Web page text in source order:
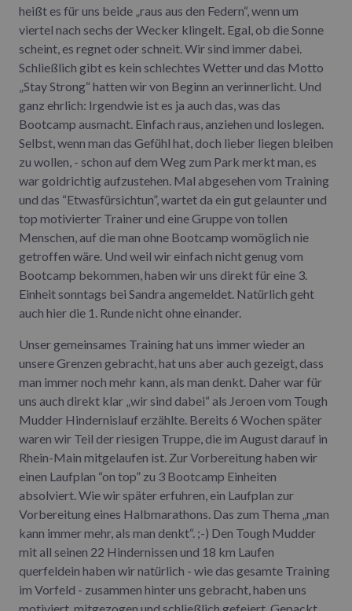
heißt es für uns beide „raus aus den Federn“, wenn um
viertel nach sechs der Wecker klingelt. Egal, ob die Sonne
scheint, es regnet oder schneit. Wir sind immer dabei.
Schließlich gibt es kein schlechtes Wetter und das Motto
„Stay Strong“ hatten wir von Beginn an verinnerlicht. Und
ganz ehrlich: Irgendwie ist es ja auch das, was das
Bootcamp ausmacht. Einfach raus, anziehen und loslegen.
Selbst, wenn man das Gefühl hat, doch lieber liegen bleiben
zu wollen, - schon auf dem Weg zum Park merkt man, es
war goldrichtig aufzustehen. Mal abgesehen vom Training
und das “Etwasfürsichtun”, wartet da ein gut gelaunter und
top motivierter Trainer und eine Gruppe von tollen
Menschen, auf die man ohne Bootcamp womöglich nie
getroffen wäre. Und weil wir einfach nicht genug vom
Bootcamp bekommen, haben wir uns direkt für eine 3.
Einheit sonntags bei Sandra angemeldet. Natürlich geht
auch hier die 1. Runde nicht ohne einander.
Unser gemeinsames Training hat uns immer wieder an
unsere Grenzen gebracht, hat uns aber auch gezeigt, dass
man immer noch mehr kann, als man denkt. Daher war für
uns auch direkt klar „wir sind dabei“ als Jeroen vom Tough
Mudder Hindernislauf erzählte. Bereits 6 Wochen später
waren wir Teil der riesigen Truppe, die im August darauf in
Rhein-Main mitgelaufen ist. Zur Vorbereitung haben wir
einen Laufplan “on top” zu 3 Bootcamp Einheiten
absolviert. Wie wir später erfuhren, ein Laufplan zur
Vorbereitung eines Halbmarathons. Das zum Thema „man
kann immer mehr, als man denkt“. ;-) Den Tough Mudder
mit all seinen 22 Hindernissen und 18 km Laufen
querfeldein haben wir natürlich - wie das gesamte Training
im Vorfeld - zusammen hinter uns gebracht, haben uns